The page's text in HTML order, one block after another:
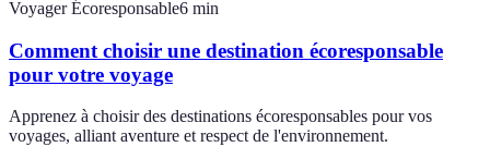
Voyager Écoresponsable6 min
Comment choisir une destination écoresponsable
pour votre voyage
Apprenez à choisir des destinations écoresponsables pour vos
voyages, alliant aventure et respect de l'environnement.